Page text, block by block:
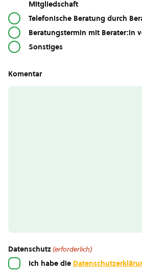
Mitgliedschaft
Telefonische Beratung durch
Beratungstermin mit Berater:in
Sonstiges
Komentar
Datenschutz(erforderlich)
Ich habe die